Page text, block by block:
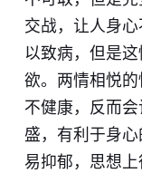
交战，让人身
以致病，但是
欲。两情相悦
不健康，反而
盛，有利于身
易抑郁，思想